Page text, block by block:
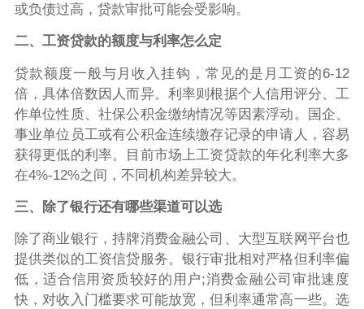
或负债过高，贷款审批可能会受影响。
二、工资贷款的额度与利率怎么定
贷款额度一般与月收入挂钩，常见的是月工资的6-12
倍，具体倍数因人而异。利率则根据个人信用评分、工
作单位性质、社保公积金缴纳情况等因素浮动。国企、
事业单位员工或有公积金连续缴存记录的申请人，容易
获得更低的利率。目前市场上工资贷款的年化利率大多
在4%-12%之间，不同机构差异较大。
三、除了银行还有哪些渠道可以选
除了商业银行，持牌消费金融公司、大型互联网平台也
提供类似的工资信贷服务。银行审批相对严格但利率偏
低，适合信用资质较好的用户;消费金融公司审批速度
快，对收入门槛要求可能放宽，但利率通常高一些。选